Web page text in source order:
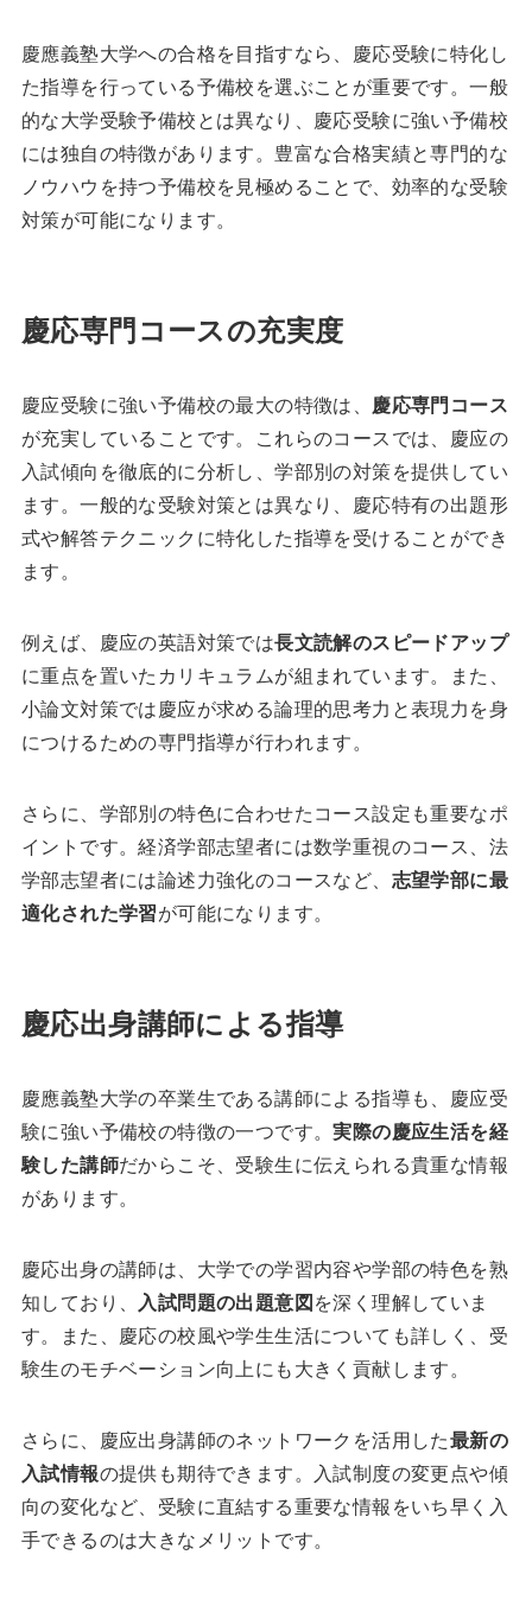
慶應義塾大学への合格を目指すなら、慶応受験に特化し
た指導を行っている予備校を選ぶことが重要です。一般
的な大学受験予備校とは異なり、慶応受験に強い予備校
には独自の特徴があります。豊富な合格実績と専門的な
ノウハウを持つ予備校を見極めることで、効率的な受験
対策が可能になります。
慶応専門コースの充実度
慶应受験に強い予備校の最大の特徴は、 慶応専門コース
が充実していることです。これらのコースでは、慶应の
入試傾向を徹底的に分析し、学部別の対策を提供してい
ます。一般的な受験対策とは異なり、慶応特有の出題形
式や解答テクニックに特化した指導を受けることができ
ます。
例えば、慶应の英語対策では長文読解のスピードアップ
に重点を置いたカリキュラムが組まれています。また、
小論文対策では慶应が求める論理的思考力と表現力を身
につけるための専門指導が行われます。
さらに、学部別の特色に合わせたコース設定も重要なポ
イントです。経済学部志望者には数学重視のコース、法
学部志望者には論述力強化のコースなど、 志望学部に最
適化された学習が可能になります。
慶応出身講師による指導
慶應義塾大学の卒業生である講師による指導も、慶应受
験に強い予備校の特徴の一つです。実際の慶应生活を経
験した講師だからこそ、受験生に伝えられる貴重な情報
があります。
慶応出身の講師は、大学での学習内容や学部の特色を熟
知しており、 入試問題の出題意図を深く理解していま
す。また、慶応の校風や学生生活についても詳しく、受
験生のモチベーション向上にも大きく貢献します。
さらに、慶应出身講師のネットワークを活用した最新の
入試情報の提供も期待できます。入試制度の変更点や傾
向の変化など、受験に直結する重要な情報をいち早く入
手できるのは大きなメリットです。